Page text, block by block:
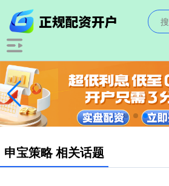
申宝策略 相关话题